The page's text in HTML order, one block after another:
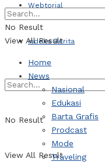
Webtorial
Indeks Berita
No Result
View All Result
No Result
View All Result
Home
News
Nasional
Edukasi
Barta Grafis
Prodcast
Mode
Traveling